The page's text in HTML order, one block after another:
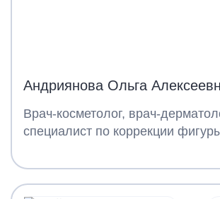
Андриянова Ольга
Врач-косметолог, врач-
специалист по коррекции